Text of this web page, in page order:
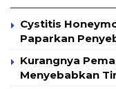
Cystitis
Paparkan
Kurangnya
Menyebabkan